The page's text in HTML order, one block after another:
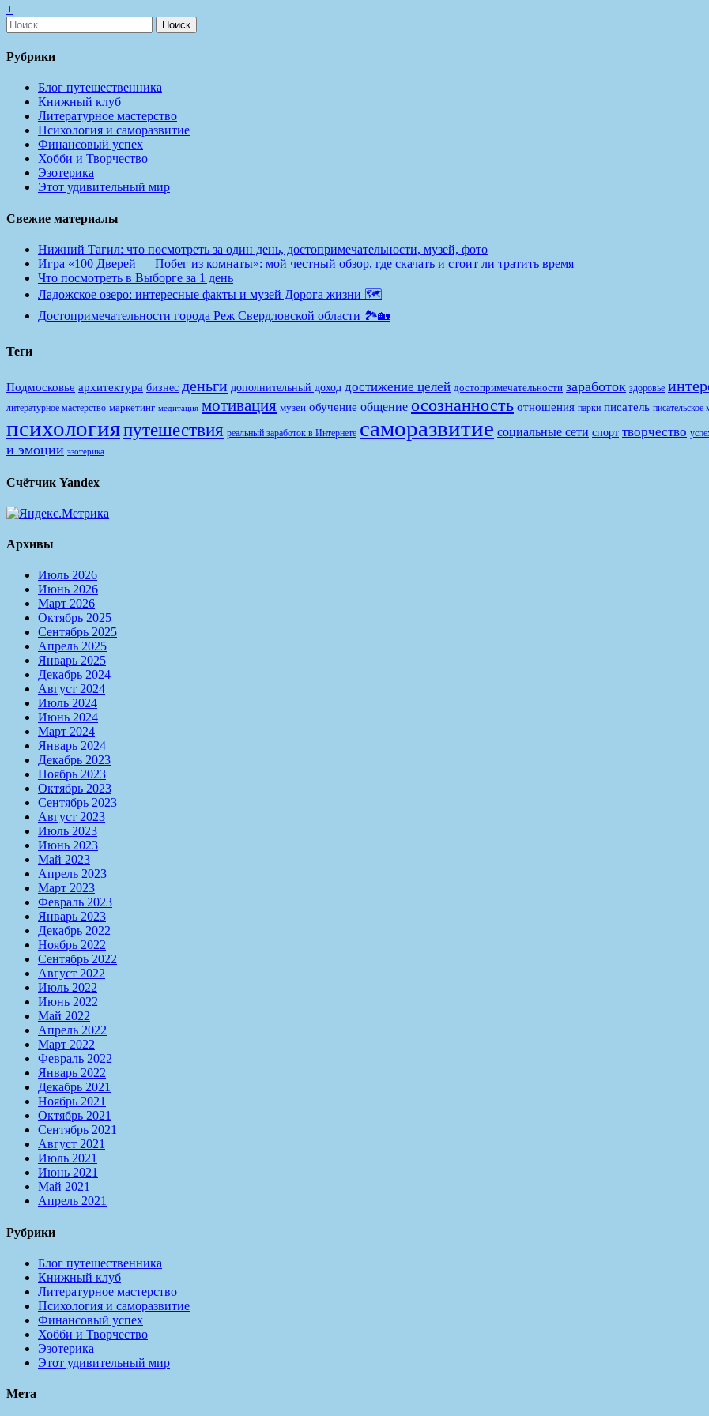
+
Найти:
Рубрики
Блог путешественника
Книжный клуб
Литературное мастерство
Психология и саморазвитие
Финансовый успех
Хобби и Творчество
Эзотерика
Этот удивительный мир
Свежие материалы
Нижний Тагил: что посмотреть за один день, достопримечательности, музей, фото
Игра «100 Дверей — Побег из комнаты»: мой честный обзор, где скачать и стоит ли тратить время
Что посмотреть в Выборге за 1 день
Ладожское озеро: интересные факты и музей Дорога жизни 🗺️
Достопримечательности города Реж Свердловской области 🏞️🏡
Теги
Подмосковье архитектура бизнес деньги дополнительный доход достижение целей достопримечательности заработок здоровье
литературное мастерство маркетинг медитация мотивация музеи обучение общение осознанность отношения парки писатель писательское
психологияпутешествия реальный заработок в Интернете саморазвитие социальные сети спорт творчество
и эмоции эзотерика
Счётчик Yandex
Архивы
Июль 2026
Июнь 2026
Март 2026
Октябрь 2025
Сентябрь 2025
Апрель 2025
Январь 2025
Декабрь 2024
Август 2024
Июль 2024
Июнь 2024
Март 2024
Январь 2024
Декабрь 2023
Ноябрь 2023
Октябрь 2023
Сентябрь 2023
Август 2023
Июль 2023
Июнь 2023
Май 2023
Апрель 2023
Март 2023
Февраль 2023
Январь 2023
Декабрь 2022
Ноябрь 2022
Сентябрь 2022
Август 2022
Июль 2022
Июнь 2022
Май 2022
Апрель 2022
Март 2022
Февраль 2022
Январь 2022
Декабрь 2021
Ноябрь 2021
Октябрь 2021
Сентябрь 2021
Август 2021
Июль 2021
Июнь 2021
Май 2021
Апрель 2021
Рубрики
Блог путешественника
Книжный клуб
Литературное мастерство
Психология и саморазвитие
Финансовый успех
Хобби и Творчество
Эзотерика
Этот удивительный мир
Мета